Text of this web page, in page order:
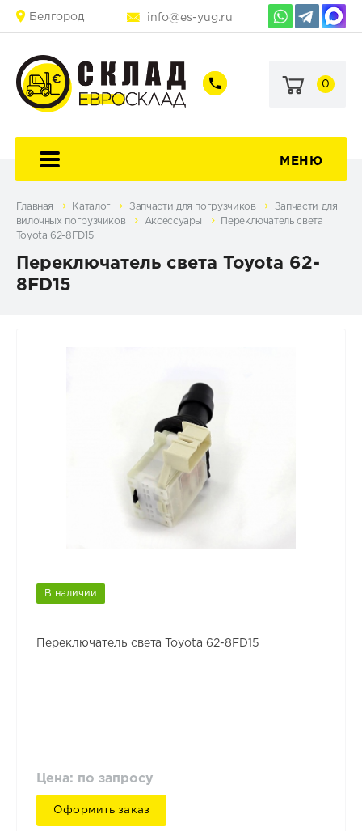
Белгород info@es-yug.ru
+7
60-
+7
69-
0
МЕНЮ
Главная Каталог Запчасти для погрузчиков
Запчасти для
вилочных погрузчиков
Аксессуары
Переключатель света
Toyota 62-8FD15
Переключатель света Toyota 62-
8FD15
В наличии
Переключатель света Toyota 62-8FD15
Цена: по запросу
Оформить заказ